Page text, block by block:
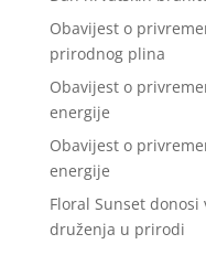
Obavijest o
prirodnog plina
Obavijest o
energije
Obavijest o
energije
Floral Sunset
druženja u prirodi